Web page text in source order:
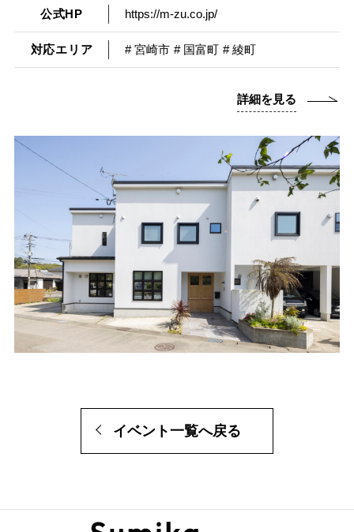
公式HP https://m-zu.co.jp/
対応エリア # 宮崎市 # 国富町 # 綾町
詳細を見る
イベント一覧へ戻る